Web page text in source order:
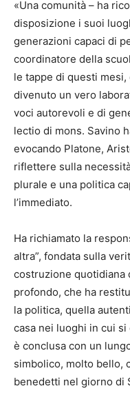
«Una comunità – ha
disposizione i suoi
generazioni capaci di
coordinatore della
le tappe di questi
divenuto un vero
voci autorevoli e di
lectio di mons. Savino
evocando Platone,
riflettere sulla
plurale e una politica
l’immediato.
Ha richiamato la
altra”, fondata sulla
costruzione quotidiana
profondo, che ha
la politica, quella
casa nei luoghi in cui
è conclusa con un
simbolico, molto bello,
benedetti nel giorno di